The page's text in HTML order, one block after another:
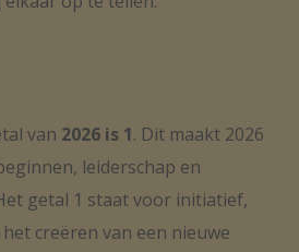
van 2026 is 1. Dit maakt 2026
leiderschap en
getal 1 staat voor initiatief,
creëren van een nieuwe